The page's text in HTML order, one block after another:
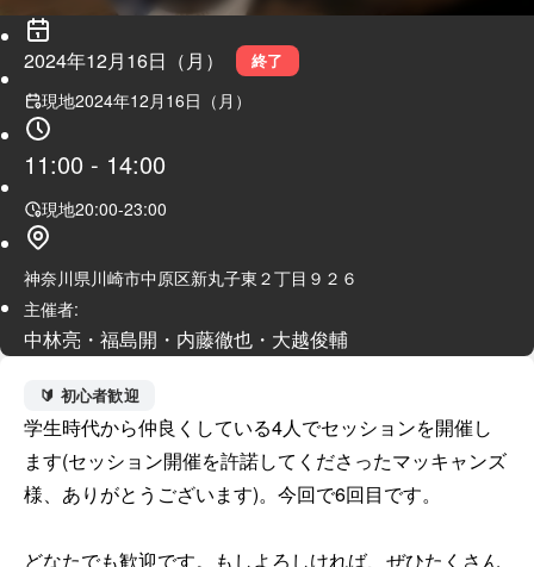
2024年12月16日（月） 終了
現地2024年12月16日（月）
11:00 - 14:00
現地20:00-23:00
神奈川県川崎市中原区新丸子東２丁目９２６
主催者:
中林亮・福島開・内藤徹也・大越俊輔
🔰 初心者歓迎
学生時代から仲良くしている4人でセッションを開催し
ます(セッション開催を許諾してくださったマッキャンズ
様、ありがとうございます)。今回で6回目です。
どなたでも歓迎です。もしよろしければ、ぜひたくさん